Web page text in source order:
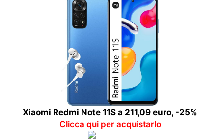
Xiaomi Redmi Note 11S a 211,09 euro, -25%
Clicca qui per acquistarlo